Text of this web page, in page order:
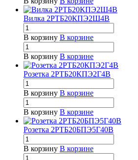
Вилка 2РТБ20КПЭ2Ш4В
В корзину В корзине
В корзину В корзине
Розетка 2РТБ20КПЭ2Г4В
В корзину В корзине
В корзину В корзине
Розетка 2РТБ20БПЭ5Г40В
В корзину В корзине